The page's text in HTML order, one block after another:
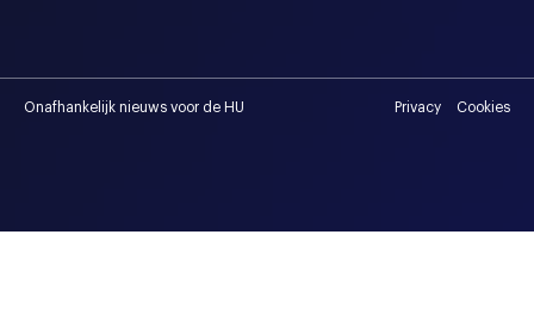
Onafhankelijk nieuws voor de HU Privacy Cookies